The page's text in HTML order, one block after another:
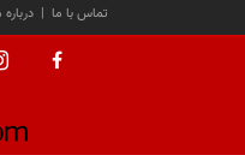
درباره | تماس با ما